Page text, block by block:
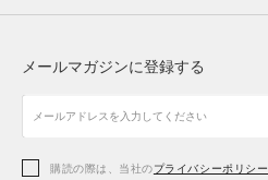
アクセサリー
アクセサリー
シューズ
アクセサリー
シューズ
メールマガジンに登録する
購読の際は、当社のプライバシーポリシー